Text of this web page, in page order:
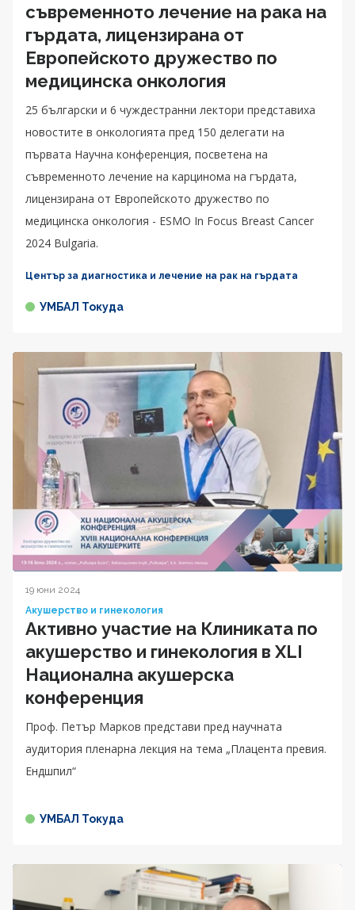
съвременното лечение на рака на
гърдата, лицензирана от
Европейското дружество по
медицинска онкология
25 български и 6 чуждестранни лектори представиха
новостите в онкологията пред 150 делегати на
първата Научна конференция, посветена на
съвременното лечение на карцинома на гърдата,
лицензирана от Европейското дружество по
медицинска онкология - ESMO In Focus Breast Cancer
2024 Bulgaria.
Център за диагностика и лечение на рак на гърдата
УМБАЛ Токуда
19 юни 2024
Акушерство и гинекология
Активно участие на Клиниката по
акушерство и гинекология в XLI
Национална акушерска
конференция
Проф. Петър Марков представи пред научната
аудитория пленарна лекция на тема „Плацента превия.
Ендшпил“
УМБАЛ Токуда